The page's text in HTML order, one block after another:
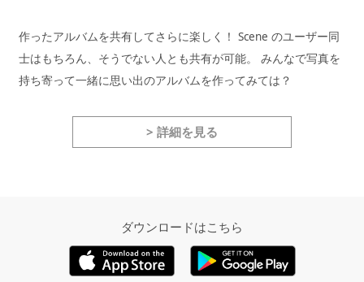
作ったアルバムを共有してさらに楽しく！ Scene のユーザー同
士はもちろん、そうでない人とも共有が可能。
みんなで写真を
持ち寄って一緒に思い出のアルバムを作ってみては？
> 詳細を見る
ダウンロードはこちら